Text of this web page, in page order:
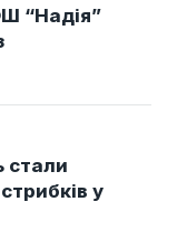
“Надія”
стали
у